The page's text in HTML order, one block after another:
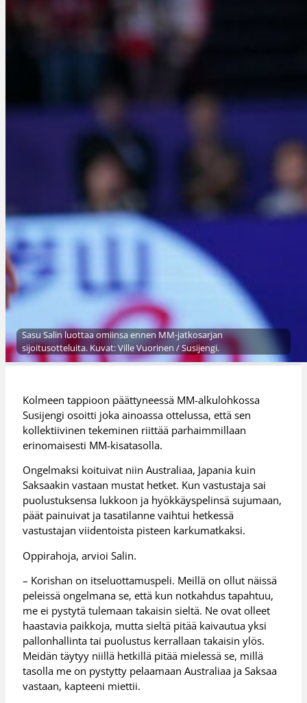
Sasu Salin luottaa omiinsa ennen MM-jatkosarjan
sijoitusotteluita. Kuvat: Ville Vuorinen / Susijengi.
Kolmeen tappioon päättyneessä MM-alkulohkossa
Susijengi osoitti joka ainoassa ottelussa, että sen
kollektiivinen tekeminen riittää parhaimmillaan
erinomaisesti MM-kisatasolla.
Ongelmaksi koituivat niin Australiaa, Japania kuin
Saksaakin vastaan mustat hetket. Kun vastustaja sai
puolustuksensa lukkoon ja hyökkäyspelinsä sujumaan,
päät painuivat ja tasatilanne vaihtui hetkessä
vastustajan viidentoista pisteen karkumatkaksi.
Oppirahoja, arvioi Salin.
– Korishan on itseluottamuspeli. Meillä on ollut näissä
peleissä ongelmana se, että kun notkahdus tapahtuu,
me ei pystytä tulemaan takaisin sieltä. Ne ovat olleet
haastavia paikkoja, mutta sieltä pitää kaivautua yksi
pallonhallinta tai puolustus kerrallaan takaisin ylös.
Meidän täytyy niillä hetkillä pitää mielessä se, millä
tasolla me on pystytty pelaamaan Australiaa ja Saksaa
vastaan, kapteeni miettii.